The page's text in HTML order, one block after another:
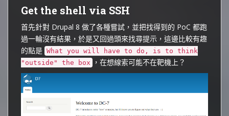
Get the shell via SSH
首先針對 Drupal 8 做了各種嘗試，並把找得到的 PoC 都跑
過一輪沒有結果，於是又回過頭來找尋提示，這邊比較有趣
的點是 What you will have to do, is to think
"outside" the box
，在想線索可能不在靶機上？